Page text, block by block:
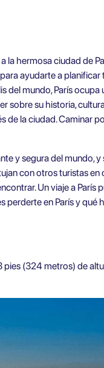
la hermosa ciudad de
ayudarte a planificar
del mundo, París ocupa
sobre su historia,
de la ciudad. Caminar
y segura del mundo,
con otros turistas en
Un viaje a París
perderte en París y qué
pies (324 metros) de